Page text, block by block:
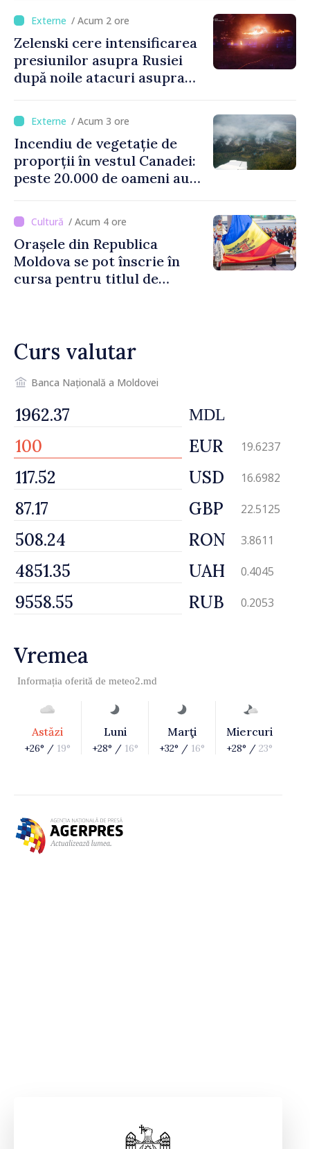
culturale și mobilitatea
artiștilor/ Acum 2 ore
Zelenski cere intensificarea
presiunilor asupra Rusiei
după noile atacuri asupra
/ Acum 3 ore
Incendiu de vegetație de
proporții în vestul Canadei:
peste 20.000 de oameni au
/ Acum 4 ore
Orașele din Republica
Moldova se pot înscrie în
cursa pentru titlul de
Curs valutar
Banca Națională a Moldovei
MDL
EUR 19.6237
USD 16.6982
GBP 22.5125
RON 3.8611
UAH 0.4045
RUB 0.2053
Vremea
Informația oferită de meteo2.md
Astăzi
+26° / 19°
Luni
+28° / 16°
Marţi
+32° / 16°
Miercuri
+28° / 23°